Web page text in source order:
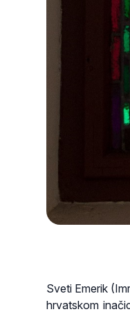
Sveti Emerik
hrvatskom